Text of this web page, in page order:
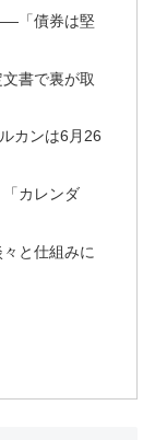
「債券は堅
書で裏が取
カンは6月26
カレンダ
と仕組みに